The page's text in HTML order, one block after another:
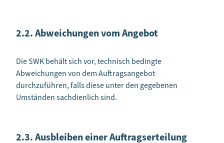
2.2. Abweichungen vom Angebot
Die SWK behält sich vor, technisch bedingte
Abweichungen von dem Auftragsangebot
durchzuführen, falls diese unter den gegebenen
Umständen sachdienlich sind.
2.3. Ausbleiben einer Auftragserteilung